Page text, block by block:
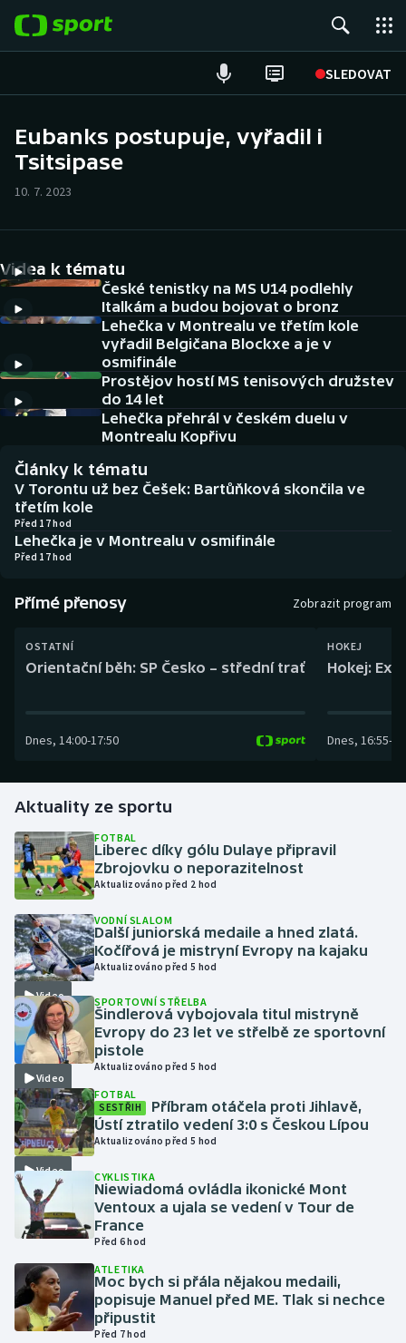
SLEDOVAT
Hokej
Cyklistika
DALŠÍ SPORTY
Americký fotbal
Baseball a softbal
Basketbal
Biatlon
Boby a skeleton
Box
Curling
Golf
Gymnastika
Házená
Jezdectví
Judo
Krasobruslení
Lezení
Lyže a snowboard
Moderní pětiboj
Motorsport
Olympijské hry
Parasport
Plavání
NEPŘEHLÉDNĚTE
Soutěže
Historické návraty
Aplikace ČT sport
AZ kvíz
Eubanks postupuje, vyřadil i
Tsitsipase
10. 7. 2023
Videa k tématu
České tenistky na MS U14 podlehly
Italkám a budou bojovat o bronz
Lehečka v Montrealu ve třetím kole
vyřadil Belgičana Blockxe a je v
osmifinále
Prostějov hostí MS tenisových družstev
do 14 let
Lehečka přehrál v českém duelu v
Montrealu Kopřivu
Články k tématu
V Torontu už bez Češek: Bartůňková skončila ve
třetím kole
Před 17 hod
Lehečka je v Montrealu v osmifinále
Před 17 hod
Přímé přenosy Zobrazit program
OSTATNÍ
Orientační běh: SP Česko – střední trať
Dnes, 14:00-17:50
HOKEJ
Hokej:
Dnes, 16:55-
Aktuality ze sportu
FOTBAL
Liberec díky gólu Dulaye připravil
Zbrojovku o neporazitelnost
Aktualizováno před 2 hod
Video
VODNÍ SLALOM
Další juniorská medaile a hned zlatá.
Kočířová je mistryní Evropy na kajaku
Aktualizováno před 5 hod
Video
SPORTOVNÍ STŘELBA
Šindlerová vybojovala titul mistryně
Evropy do 23 let ve střelbě ze sportovní
pistole
Aktualizováno před 5 hod
Video
FOTBAL
SESTŘIH
Příbram otáčela proti Jihlavě,
Ústí ztratilo vedení 3:0 s Českou Lípou
Aktualizováno před 5 hod
CYKLISTIKA
Niewiadomá ovládla ikonické Mont
Ventoux a ujala se vedení v Tour de
France
Před 6 hod
ATLETIKA
Moc bych si přála nějakou medaili,
popisuje Manuel před ME. Tlak si nechce
připustit
Před 7 hod